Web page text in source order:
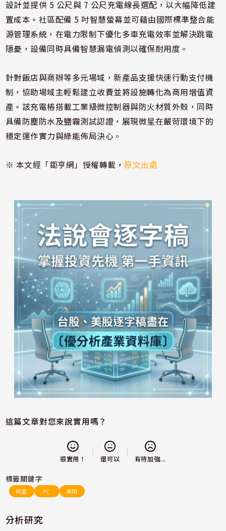
設計並提供 5 公尺與 7 公尺充電線長選配，以大幅降低建
置成本。社區配備 5 吋智慧螢幕並可藉由國際標準整合能
源管理系統，在電力限制下優化多車充電效率並解決跳電
隱憂，設備同時具備智慧漏電偵測以確保耐用度。
針對飯店與商辦等多元場域，新產品支援快速行動支付機
制，協助場域主輕鬆建立收費並將設施轉化為商用增值資
產。該充電樁搭載工業級微控制器與防火材質外殼，同時
具備防塵防水及鹽霧測試認證，展現微星在嚴苛環境下的
穩定運作實力與綠能佈局決心。
※ 本文經「鉅亨網」授權轉載，原文出處
這篇文章對您來說實用嗎？
很實用！ 還可以 有待加強...
標籤關鍵字
微星 PC 車用
分析研究